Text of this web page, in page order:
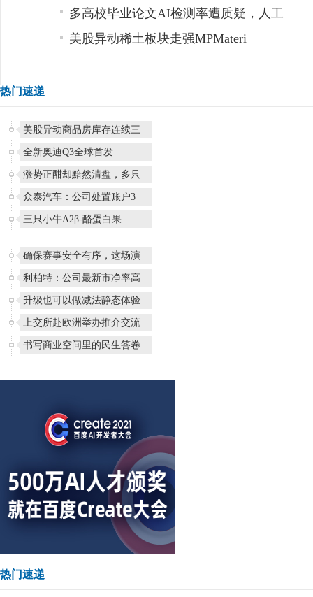
热门速递
美股异动商品房库存连续三
全新奥迪Q3全球首发
涨势正酣却黯然清盘，多只
众泰汽车：公司处置账户3
三只小牛A2β-酪蛋白果
确保赛事安全有序，这场演
利柏特：公司最新市净率高
升级也可以做减法静态体验
上交所赴欧洲举办推介交流
书写商业空间里的民生答卷
热门速递